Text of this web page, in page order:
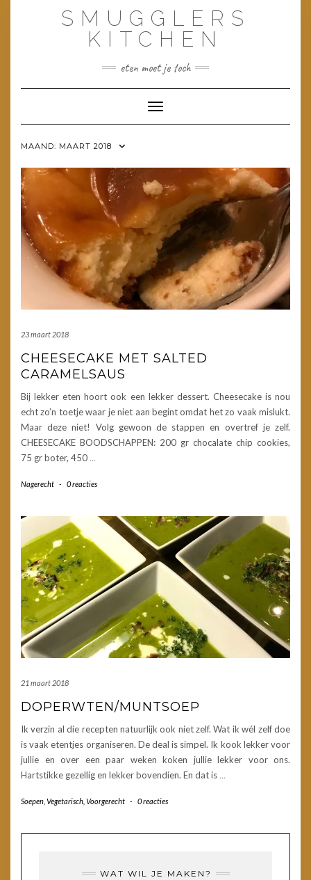
SMUGGLERS
KITCHEN
eten moet je toch
Toggle navigatie
MAAND: MAART 2018
23 maart 2018
CHEESECAKE MET SALTED
CARAMELSAUS
Bij lekker eten hoort ook een lekker dessert. Cheesecake is nou
echt zo’n toetje waar je niet aan begint omdat het zo vaak mislukt.
Maar deze niet! Volg gewoon de stappen en overtref je zelf.
CHEESECAKE BOODSCHAPPEN: 200 gr chocalate chip cookies,
75 gr boter, 450…
Nagerecht - 0 reacties
21 maart 2018
DOPERWTEN/MUNTSOEP
Ik verzin al die recepten natuurlijk ook niet zelf. Wat ik wél zelf doe
is vaak etentjes organiseren. De deal is simpel. Ik kook lekker voor
jullie en over een paar weken koken jullie lekker voor ons.
Hartstikke gezellig en lekker bovendien. En dat is…
Soepen Vegetarisch Voorgerecht - 0 reacties
WAT WIL JE MAKEN?